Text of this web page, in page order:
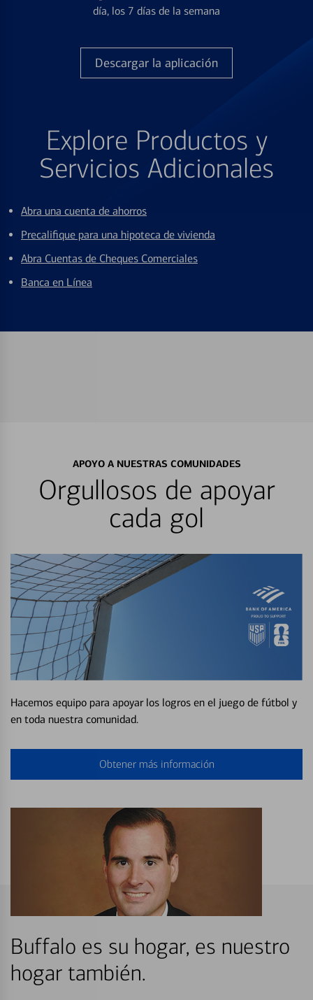
día, los 7 días de la semana
Descargar la aplicación
Explore Productos y
Servicios Adicionales
Abra una cuenta de ahorros
Precalifique para una hipoteca de vivienda
Abra Cuentas de Cheques Comerciales
Banca en Línea
APOYO A NUESTRAS COMUNIDADES
Orgullosos de apoyar
cada gol
Hacemos equipo para apoyar los logros en el juego de fútbol y
en toda nuestra comunidad.
Obtener más información
Buffalo es su hogar, es nuestro
hogar también.